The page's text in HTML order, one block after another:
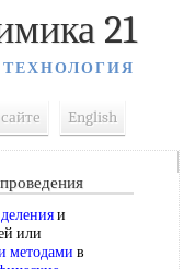
21
English
и
или
методами в